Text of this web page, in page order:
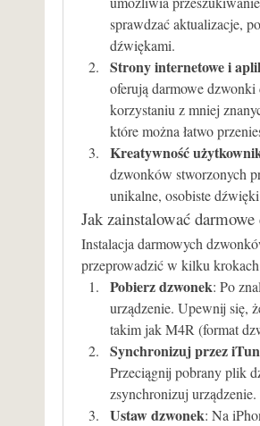
sprawdzać aktualizacje,
dźwiękami.
Strony internetowe i
oferują darmowe
korzystaniu z mniej
które można łatwo
Kreatywność
dzwonków stworzonych
unikalne, osobiste
Jak zainstalować
Instalacja darmowych
przeprowadzić w kilku
Pobierz dzwonek: Po
urządzenie. Upewnij się,
takim jak M4R (format
Synchronizuj przez
Przeciągnij pobrany plik
zsynchronizuj urządzenie.
Ustaw dzwonek: Na